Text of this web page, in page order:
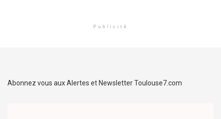
Publicité
Abonnez vous aux Alertes et Newsletter Toulouse7.com